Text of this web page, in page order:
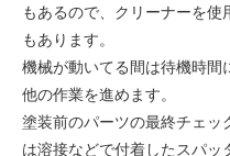
もあるので、クリーナーを使
もあります。
機械が動いてる間は待機時間
他の作業を進めます。
塗装前のパーツの最終チェッ
は溶接などで付着したスパッ